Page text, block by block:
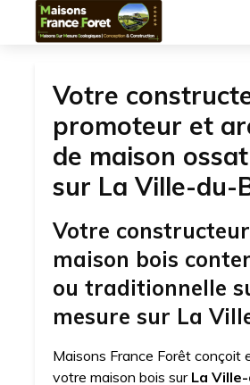
Votre
promoteur et
de maison
sur La Ville-du-
Votre
maison bois
ou traditionnelle
mesure sur La
Maisons France Forêt conçoit
votre maison bois sur La